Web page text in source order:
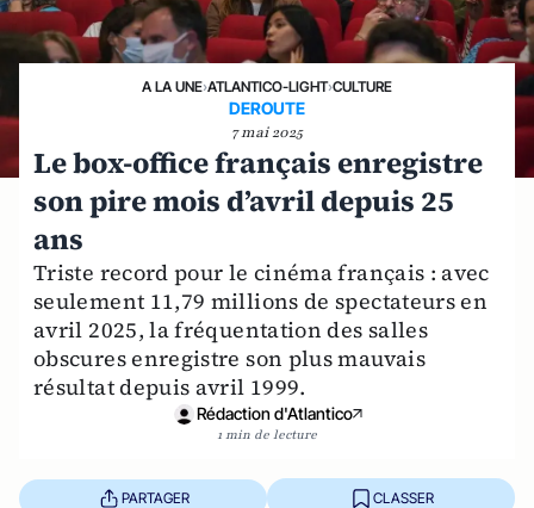
A LA UNE›ATLANTICO-LIGHT›CULTURE
DEROUTE
7 mai 2025
Le box-office français enregistre
son pire mois d’avril depuis 25
ans
Triste record pour le cinéma français : avec
seulement 11,79 millions de spectateurs en
avril 2025, la fréquentation des salles
obscures enregistre son plus mauvais
résultat depuis avril 1999.
Rédaction d'Atlantico
1 min de lecture
PARTAGER CLASSER